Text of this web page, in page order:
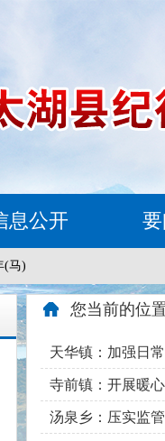
息公开
(马)
您当前的位
天华镇：加强日
寺前镇：开展暖
汤泉乡：压实监